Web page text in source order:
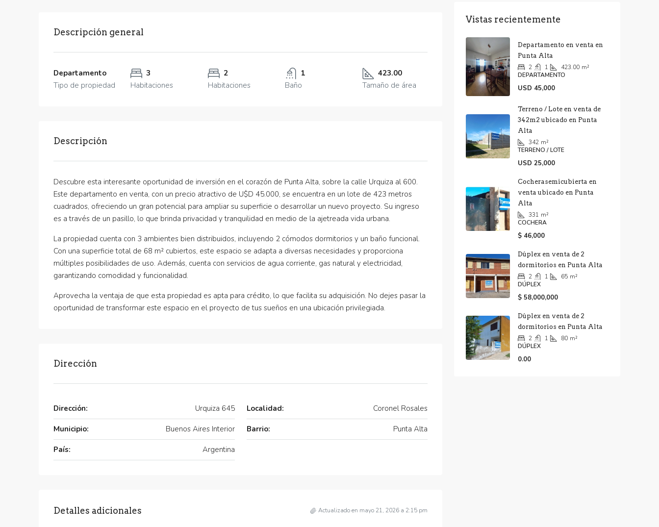
Descripción general
Departamento
Tipo de propiedad
3
Habitaciones
2
Habitaciones
1
Baño
423.00
Tamaño de área
Descripción
Descubre esta interesante oportunidad de inversión en el corazón de Punta Alta, sobre la calle Urquiza al 600.
Este departamento en venta, con un precio atractivo de U$D 45.000, se encuentra en un lote de 423 metros
cuadrados, ofreciendo un gran potencial para ampliar su superficie o desarrollar un nuevo proyecto. Su ingreso
es a través de un pasillo, lo que brinda privacidad y tranquilidad en medio de la ajetreada vida urbana.
La propiedad cuenta con 3 ambientes bien distribuidos, incluyendo 2 cómodos dormitorios y un baño funcional.
Con una superficie total de 68 m² cubiertos, este espacio se adapta a diversas necesidades y proporciona
múltiples posibilidades de uso. Además, cuenta con servicios de agua corriente, gas natural y electricidad,
garantizando comodidad y funcionalidad.
Aprovecha la ventaja de que esta propiedad es apta para crédito, lo que facilita su adquisición. No dejes pasar la
oportunidad de transformar este espacio en el proyecto de tus sueños en una ubicación privilegiada.
Dirección
Dirección: Urquiza 645 Localidad: Coronel Rosales
Municipio: Buenos Aires Interior Barrio: Punta Alta
País: Argentina
Detalles adicionales Actualizado en mayo 21, 2026 a 2:15 pm
Vistas recientemente
Departamento en venta en
Punta Alta
2 1 423.00 m²
DEPARTAMENTO
USD 45,000
Terreno / Lote en venta de
342m2 ubicado en Punta
Alta
342 m²
TERRENO / LOTE
USD 25,000
Cocherasemicubierta en
venta ubicado en Punta
Alta
331 m²
COCHERA
$ 46,000
Dúplex en venta de 2
dormitorios en Punta Alta
2 1 65 m²
DÚPLEX
$ 58,000,000
Dúplex en venta de 2
dormitorios en Punta Alta
2 1 80 m²
DÚPLEX
0.00